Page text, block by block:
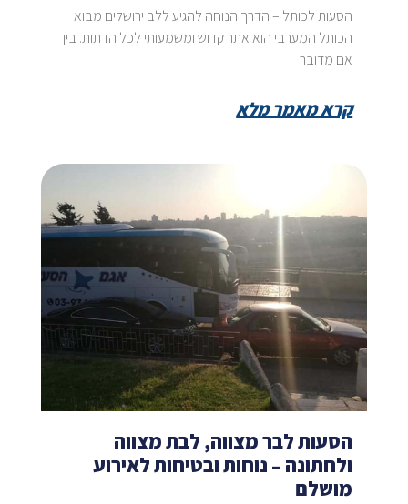
הסעות לכותל – הדרך הנוחה להגיע ללב ירושלים מבוא
הכותל המערבי הוא אתר קדוש ומשמעותי לכל הדתות. בין
אם מדובר
קרא מאמר מלא
הסעות לבר מצווה, לבת מצווה
ולחתונה – נוחות ובטיחות לאירוע
מושלם